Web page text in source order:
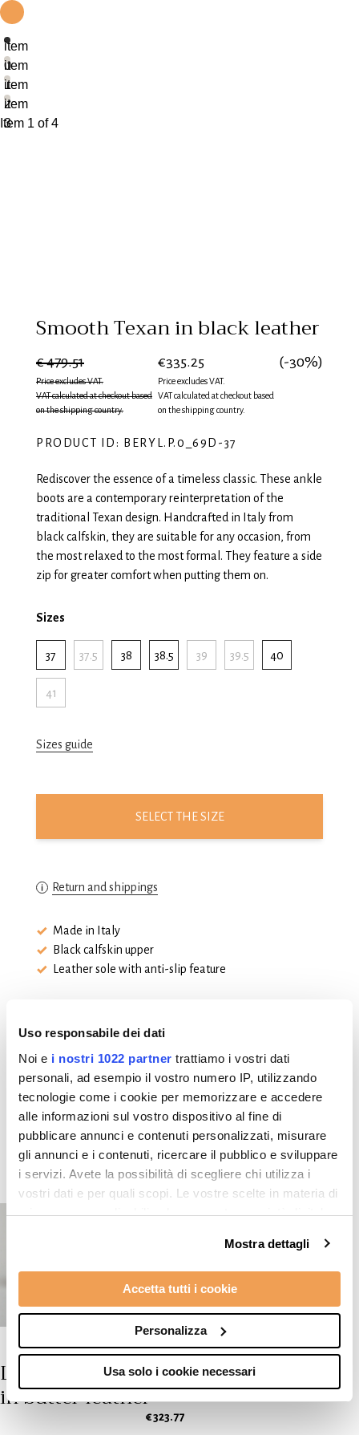
Uso responsabile dei dati
Noi e i nostri 1022 partner trattiamo i vostri dati
personali, ad esempio il vostro numero IP, utilizzando
tecnologie come i cookie per memorizzare e accedere
alle informazioni sul vostro dispositivo al fine di
pubblicare annunci e contenuti personalizzati, misurare
gli annunci e i contenuti, ricercare il pubblico e sviluppare
i servizi. Avete la possibilità di scegliere chi utilizza i
vostri dati e per quali scopi. Le vostre scelte in materia di
privacy sono applicabili solo su questa proprietà digitale
modificare o revocare il proprio consenso in qualsiasi
momento dalla Dichiarazione sui cookie o facendo clic
sull'icona di attivazione della privacy.
Con il tuo consenso, vorremmo anche:
raccogliere informazioni sulla tua posizione
geografica, con un'approssimazione di qualche
metro,
Identificare il tuo dispositivo, scansionandolo
attivamente alla ricerca di caratteristiche specifiche
Mostra dettagli
Accetta tutti i cookie
Personalizza
Usa solo i cookie necessari
item
0
item
1
item
2
item
3
Item 1 of 4
Smooth Texan in black leather
€ 479.51
Price excludes VAT.
VAT calculated at checkout based
on the shipping country.
€335.25
Price excludes VAT.
VAT calculated at checkout based
on the shipping country.
(-30%)
PRODUCT ID: BERYL.P.0_69D-37
Rediscover the essence of a timeless classic. These ankle
boots are a contemporary reinterpretation of the
traditional Texan design. Handcrafted in Italy from
black calfskin, they are suitable for any occasion, from
the most relaxed to the most formal. They feature a side
zip for greater comfort when putting them on.
Sizes
37 37.5 38 38.5 39 39.5 40
41
Sizes guide
SELECT THE SIZE
Return and shippings
Made in Italy
Black calfskin upper
Leather sole with anti-slip feature
Top products
Low-top sneakers
in butter leather
€ 323.77